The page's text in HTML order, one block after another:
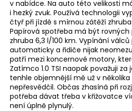
v nabídce. Na auto této velikosti
i hezký zvuk. Používá technologii
čtyř při jízdě s mírnou zátěží
Papírová spotřeba má být
zhruba 6,3 l/100 km. Vypínání
automaticky a řidiče nijak
patří mezi koncernové motory,
Zatímco 1.0 TSI naopak považuji
tenhle objemnější mě už v
nepřesvědčil. Občas zhasíná při
potřeba dávat třeba v křižovatce
není úplně plynulý.